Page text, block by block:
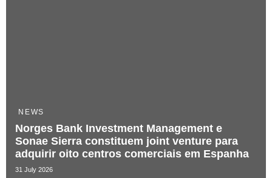
NEWS
Norges Bank Investment Management e
Sonae Sierra constituem joint venture para
adquirir oito centros comerciais em Espanha
31 July 2026